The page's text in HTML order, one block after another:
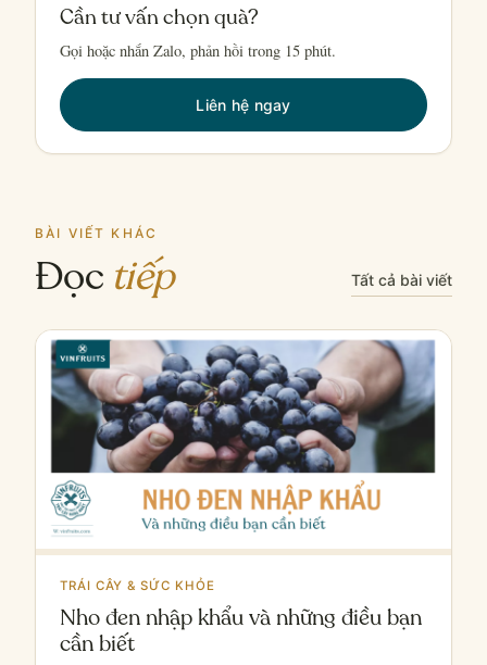
Cần tư vấn chọn quà?
Gọi hoặc nhắn Zalo, phản hồi trong 15 phút.
Liên hệ ngay
BÀI VIẾT KHÁC
Đọc tiếp Tất cả bài viết
TRÁI CÂY & SỨC KHỎE
Nho đen nhập khẩu và những điều bạn
cần biết